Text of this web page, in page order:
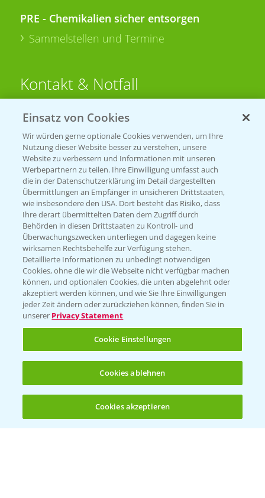
(noch 4)
PRE - Chemikalien sicher entsorgen
Sammelstellen und Termine
Kontakt & Notfall
Beratung auf WhatsApp
T.+49 (0)174 346 564 1
KONTAKT
Hilfe in Notfällen
T.+49 (0)214/30-20220
Folgen Sie uns
Allgemeine Nutzungsbedingungen
Datenschutzerklärung
Einsatz von Cookies
Wir würden gerne optionale Cookies verwenden, um Ihre
Nutzung dieser Website besser zu verstehen, unsere
Website zu verbessern und Informationen mit unseren
Werbepartnern zu teilen. Ihre Einwilligung umfasst auch
die in der Datenschutzerklärung im Detail dargestellten
Übermittlungen an Empfänger in unsicheren Drittstaaten,
wie insbesondere den USA. Dort besteht das Risiko, dass
Ihre derart übermittelten Daten dem Zugriff durch
Behörden in diesen Drittstaaten zu Kontroll- und
Überwachungszwecken unterliegen und dagegen keine
wirksamen Rechtsbehelfe zur Verfügung stehen.
Detaillierte Informationen zu unbedingt notwendigen
Cookies, ohne die wir die Webseite nicht verfügbar machen
können, und optionalen Cookies, die unten abgelehnt oder
akzeptiert werden können, und wie Sie Ihre Einwilligungen
jeder Zeit ändern oder zurückziehen können, finden Sie in
unserer Privacy Statement
Cookie Einstellungen
Cookies ablehnen
Cookies akzeptieren